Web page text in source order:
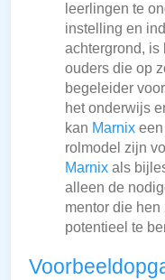
leerlingen te
instelling en
achtergrond, is
ouders die op
begeleider
het onderwijs
kan Marnix
rolmodel zijn
Marnix als
alleen de
mentor die
potentieel te